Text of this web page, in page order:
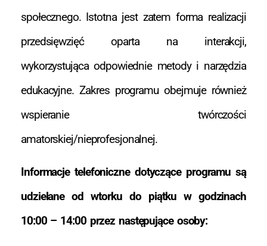
społecznego. Istotna jest zatem forma realizacji
przedsięwzięć oparta na interakcji,
wykorzystująca odpowiednie metody i narzędzia
edukacyjne. Zakres programu obejmuje również
wspieranie twórczości
amatorskiej/nieprofesjonalnej.
Informacje telefoniczne dotyczące programu są
udzielane od wtorku do piątku w godzinach
10:00 – 14:00 przez następujące osoby: